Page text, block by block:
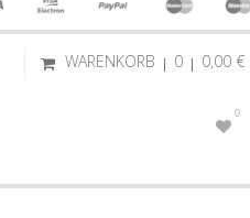
WARENKORB 0 0,00 €
0